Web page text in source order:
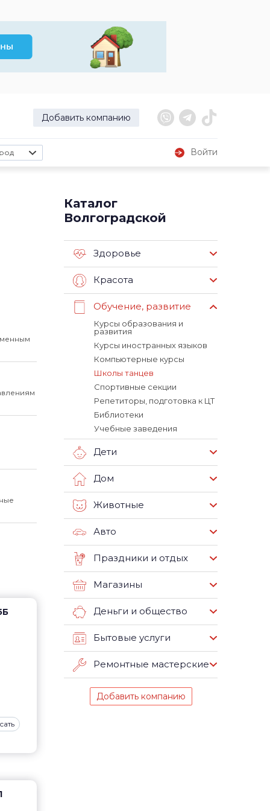
Добавить компанию
Войти
Каталог
Волгоградской
Здоровье
Красота
Обучение, развитие
Курсы образования и
развития
Курсы иностранных языков
Компьютерные курсы
Школы танцев
Спортивные секции
Репетиторы, подготовка к ЦТ
Библиотеки
Учебные заведения
Дети
Дом
Животные
Авто
Праздники и отдых
Магазины
Деньги и общество
Бытовые услуги
Ремонтные мастерские
Добавить компанию